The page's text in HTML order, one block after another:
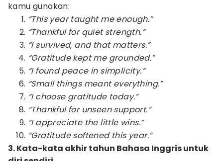
kamu gunakan:
“This year taught me enough.”
“Thankful for quiet strength.”
“I survived, and that matters.”
“Gratitude kept me grounded.”
“I found peace in simplicity.”
“Small things meant everything.”
“I choose gratitude today.”
“Thankful for unseen support.”
“I appreciate the little wins.”
“Gratitude softened this year.”
3. Kata-kata akhir tahun Bahasa Inggris untuk